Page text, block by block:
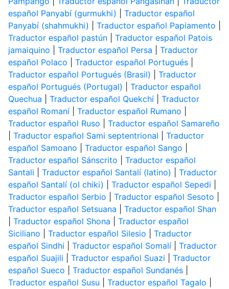
español Panyabí (gurmukhi)
Traductor español
Panyabí (shahmukhi)
Traductor español Papiamento
Traductor español pastún| Traductor español Patois
jamaiquino
Traductor español Persa
Traductor
español Polaco
Traductor español Portugués|
Traductor español Portugués (Brasil)
Traductor
español Portugués (Portugal)
Traductor español
Quechua
Traductor español Quekchí| Traductor
español Romaní| Traductor español Rumano
Traductor español Ruso
Traductor español Samareño
Traductor español Sami septentrional
Traductor
español Samoano
Traductor español Sango
Traductor español Sánscrito
Traductor español
Santali
Traductor español Santalí (latino)
Traductor
español Santalí (ol chiki)
Traductor español Sepedi
Traductor español Serbio
Traductor español Sesoto
Traductor español Setsuana
Traductor español Shan
Traductor español Shona
Traductor español
Siciliano
Traductor español Silesio
Traductor
español Sindhi
Traductor español Somalí| Traductor
español Suajili
Traductor español Suazi
Traductor
español Sueco
Traductor español Sundanés|
Traductor español Susu
Traductor español Tagalo